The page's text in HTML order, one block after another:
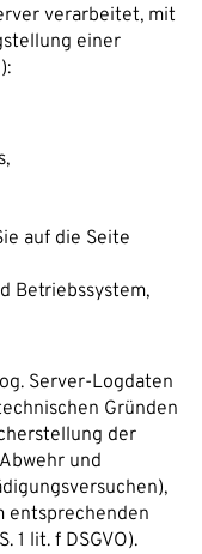
verarbeitet, mit
einer
auf die Seite
Betriebssystem,
Server-Logdaten
Gründen
der
und
entsprechenden
1 lit. f DSGVO).